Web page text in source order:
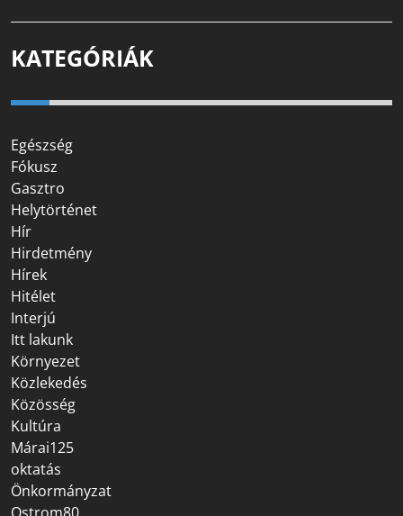
KATEGÓRIÁK
Egészség
Fókusz
Gasztro
Helytörténet
Hír
Hirdetmény
Hírek
Hitélet
Interjú
Itt lakunk
Környezet
Közlekedés
Közösség
Kultúra
Márai125
oktatás
Önkormányzat